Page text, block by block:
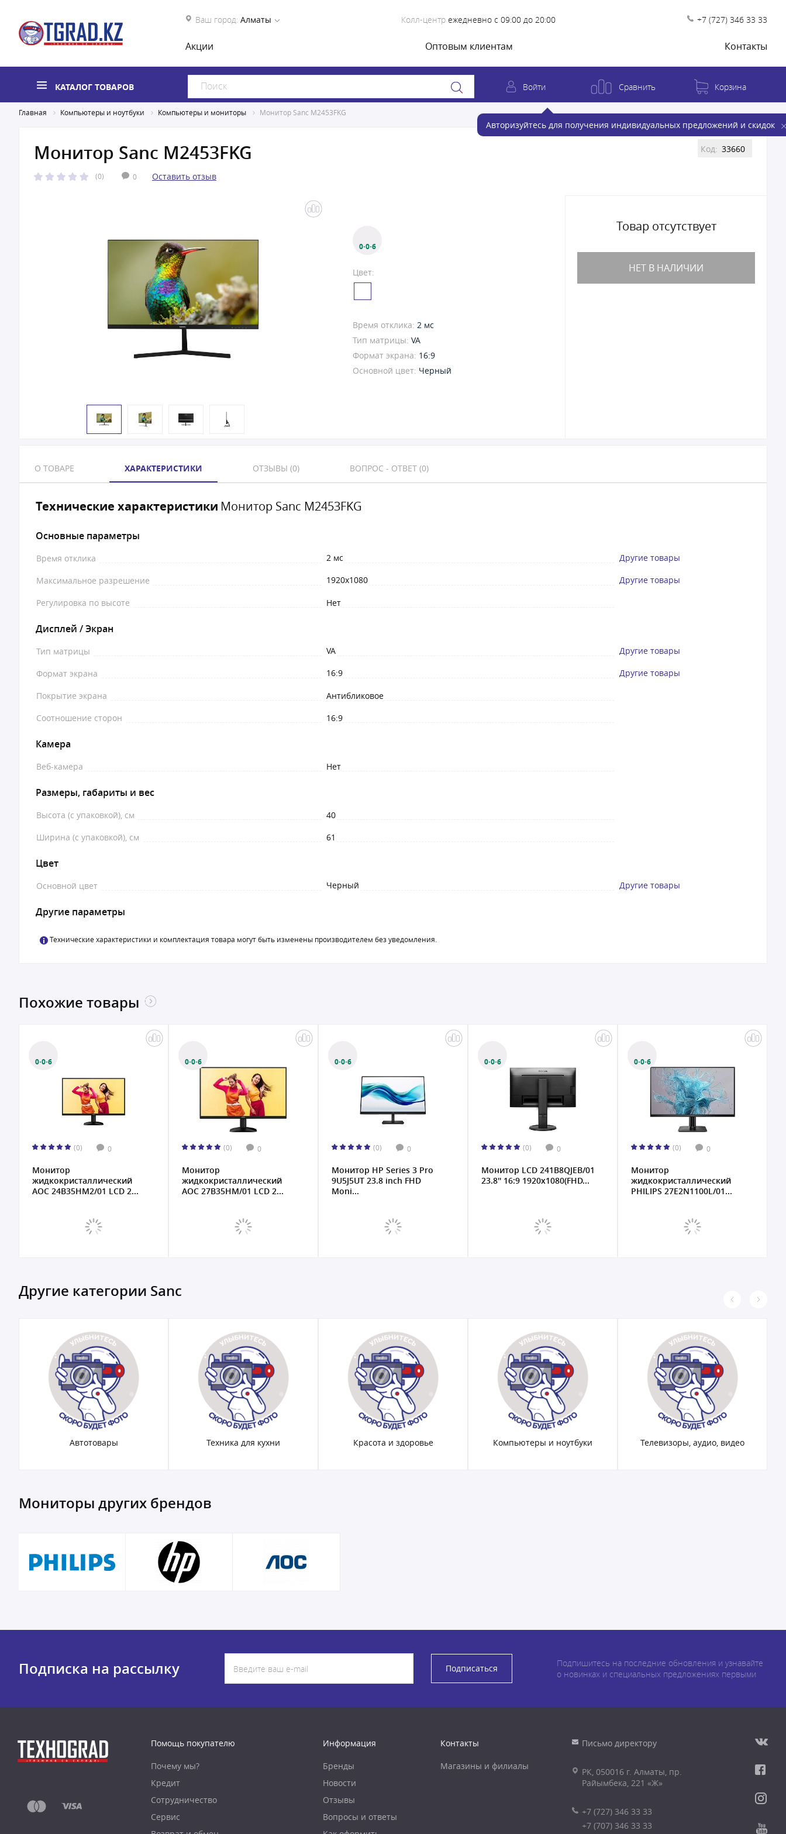
Ваш город: Алматы Колл-центр ежедневно с 09:00 до 20:00 +7 (727) 346 33 33
Акции Оптовым клиентам Контакты
КАТАЛОГ ТОВАРОВ Войти
Авторизуйтесь для получения индивидуальных предложений и скидок
Сравнить Корзина
Главная Компьютеры и ноутбуки Компьютеры и мониторы Монитор Sanc M2453FKG
Монитор Sanc M2453FKG
(0) 0 Оставить отзыв
Код: 33660
0·0·6
Цвет:
Время отклика: 2 мс
Тип матрицы: VA
Формат экрана: 16:9
Основной цвет: Черный
Товар отсутствует
НЕТ В НАЛИЧИИ
О ТОВАРЕ ХАРАКТЕРИСТИКИ ОТЗЫВЫ (0) ВОПРОС - ОТВЕТ (0)
Технические характеристики Монитор Sanc M2453FKG
Основные параметры
Время отклика 2 мс Другие товары
Максимальное разрешение 1920x1080 Другие товары
Регулировка по высоте Нет
Дисплей / Экран
Тип матрицы VA Другие товары
Формат экрана 16:9 Другие товары
Покрытие экрана
Антибликовое
Соотношение сторон
16:9
Камера
Веб-камера Нет
Размеры, габариты и вес
Высота (с упаковкой), см
40
Ширина (с упаковкой), см
61
Цвет
Основной цвет Черный Другие товары
Другие параметры
Технические характеристики и комплектация товара могут быть изменены производителем без уведомления.
Похожие товары
0·0·6
(0) 0
Монитор
жидкокристаллический
AOC 24B35HM2/01 LCD 2...
0·0·6
(0) 0
Монитор
жидкокристаллический
AOC 27B35HM/01 LCD 2...
0·0·6
(0) 0
Монитор HP Series 3 Pro
9U5J5UT 23.8 inch FHD
Moni...
0·0·6
(0) 0
Монитор LCD 241B8QJEB/01
23.8'' 16:9 1920х1080(FHD...
0·0·6
(0) 0
Монитор
жидкокристаллический
PHILIPS 27E2N1100L/01...
Другие категории Sanc
Автотовары Техника для кухни Красота и здоровье Компьютеры и ноутбуки Телевизоры, аудио, видео
Мониторы других брендов
Подписка на рассылку Подписаться
Подпишитесь на последние обновления и узнавайте
о новинках и специальных предложениях первыми
Помощь покупателю
Почему мы?
Кредит
Сотрудничество
Сервис
Информация
Бренды
Новости
Отзывы
Вопросы и ответы
Контакты
Магазины и филиалы
Письмо директору
РК, 050016 г. Алматы, пр.
Райымбека, 221 «Ж»
+7 (727) 346 33 33
+7 (707) 346 33 33